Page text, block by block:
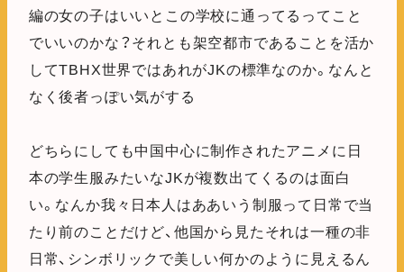
編の女の子はいいとこの学校に通ってるってこと
でいいのかな？それとも架空都市であることを活か
してTBHX世界ではあれがJKの標準なのか。なんと
なく後者っぽい気がする
どちらにしても中国中心に制作されたアニメに日
本の学生服みたいなJKが複数出てくるのは面白
い。なんか我々日本人はああいう制服って日常で当
たり前のことだけど、他国から見たそれは一種の非
日常、シンボリックで美しい何かのように見えるん